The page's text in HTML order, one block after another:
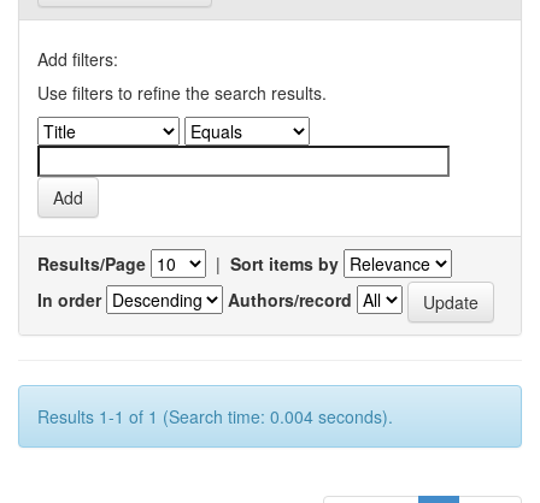
Add filters:
Use filters to refine the search results.
Results/Page | Sort items by
In order
Authors/record
Results 1-1 of 1 (Search time: 0.004 seconds).